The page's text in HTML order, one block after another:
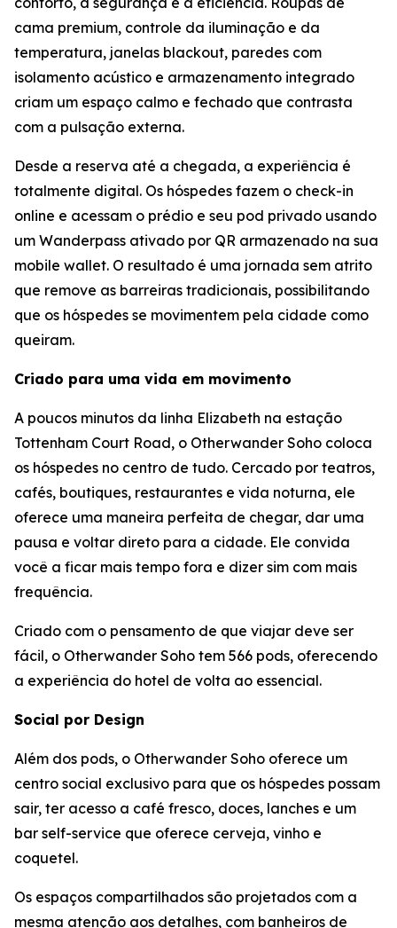
cama premium, controle da iluminação e da
temperatura, janelas blackout, paredes com
isolamento acústico e armazenamento integrado
criam um espaço calmo e fechado que contrasta
com a pulsação externa.
Desde a reserva até a chegada, a experiência é
totalmente digital. Os hóspedes fazem o check-in
online e acessam o prédio e seu pod privado usando
um Wanderpass ativado por QR armazenado na sua
mobile wallet. O resultado é uma jornada sem atrito
que remove as barreiras tradicionais, possibilitando
que os hóspedes se movimentem pela cidade como
queiram.
Criado para uma vida em movimento
A poucos minutos da linha Elizabeth na estação
Tottenham Court Road, o Otherwander Soho coloca
os hóspedes no centro de tudo. Cercado por teatros,
cafés, boutiques, restaurantes e vida noturna, ele
oferece uma maneira perfeita de chegar, dar uma
pausa e voltar direto para a cidade. Ele convida
você a ficar mais tempo fora e dizer sim com mais
frequência.
Criado com o pensamento de que viajar deve ser
fácil, o Otherwander Soho tem 566 pods, oferecendo
a experiência do hotel de volta ao essencial.
Social por Design
Além dos pods, o Otherwander Soho oferece um
centro social exclusivo para que os hóspedes possam
sair, ter acesso a café fresco, doces, lanches e um
bar self-service que oferece cerveja, vinho e
coquetel.
Os espaços compartilhados são projetados com a
mesma atenção aos detalhes, com banheiros de